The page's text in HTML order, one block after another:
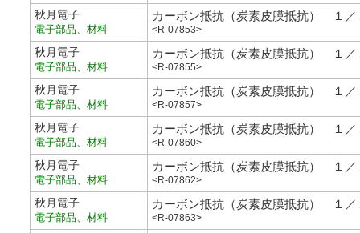
秋月電子
電子部品、材料
カーボン抵抗（炭素皮膜抵抗） １
<R-07853>
秋月電子
電子部品、材料
カーボン抵抗（炭素皮膜抵抗） １
<R-07855>
秋月電子
電子部品、材料
カーボン抵抗（炭素皮膜抵抗） １
<R-07857>
秋月電子
電子部品、材料
カーボン抵抗（炭素皮膜抵抗） １
<R-07860>
秋月電子
電子部品、材料
カーボン抵抗（炭素皮膜抵抗） １
<R-07862>
秋月電子
電子部品、材料
カーボン抵抗（炭素皮膜抵抗） １
<R-07863>